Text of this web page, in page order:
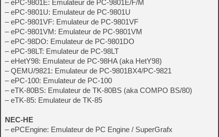
– ePC-9801E: Emulateur de PC-9801E/F/M
– ePC-9801U: Emulateur de PC-9801U
– ePC-9801VF: Emulateur de PC-9801VF
– ePC-9801VM: Emulateur de PC-9801VM
– ePC-98DO: Emulateur de PC-9801DO
– ePC-98LT: Emulateur de PC-98LT
– eHetY98: Emulateur de PC-98HA (aka HetY98)
– QEMU/9821: Emulateur de PC-9801BX4/PC-9821
– ePC-100: Emulateur de PC-100
– eTK-80BS: Emulateur de TK-80BS (aka COMPO BS/80)
– eTK-85: Emulateur de TK-85
NEC-HE
– ePCEngine: Emulateur de PC Engine / SuperGrafx